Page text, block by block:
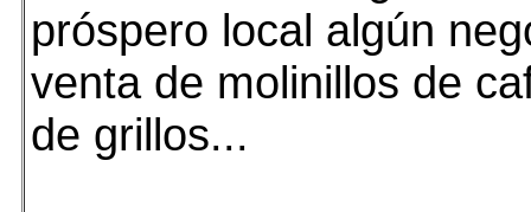
próspero local algún
venta de molinillos de
de grillos...